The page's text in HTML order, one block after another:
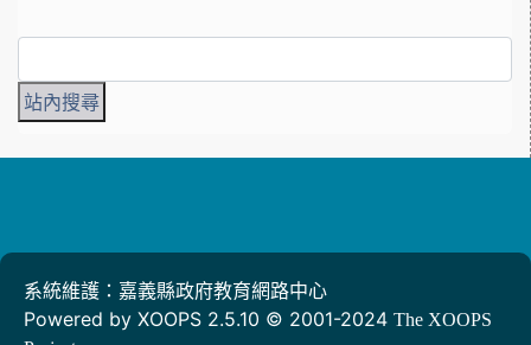
系統維護：嘉義縣政府教育網路中心
Powered by XOOPS 2.5.10 © 2001-2024 The XOOPS